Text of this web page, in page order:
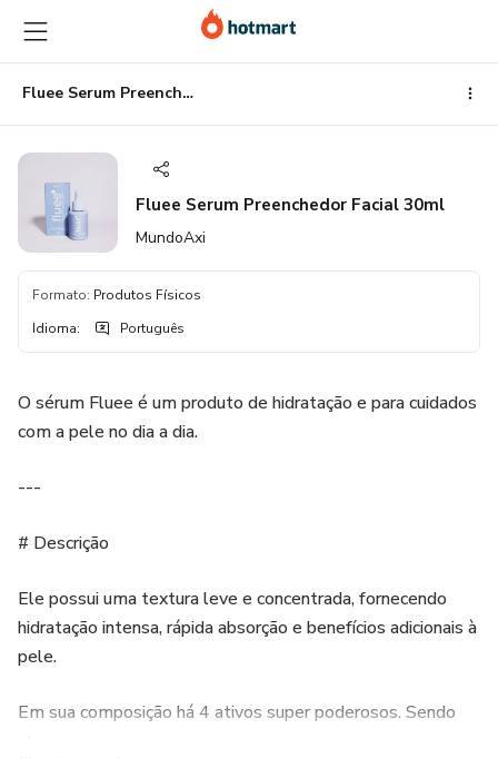
para
o
conteúdo
principal
para
o
pagamento
para
o
rodapé
Fluee Serum Preenchedor Facial 30ml
Fluee Serum Preenchedor Facial 30ml
MundoAxi
Formato: Produtos Físicos
Idioma: Português
O sérum Fluee é um produto de hidratação e para cuidados
com a pele no dia a dia.
---
# Descrição
Ele possui uma textura leve e concentrada, fornecendo
hidratação intensa, rápida absorção e benefícios adicionais à
pele.
Em sua composição há 4 ativos super poderosos. Sendo